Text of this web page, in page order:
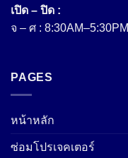
เปิด – ปิด :
จ – ศ : 8:30AM–5:30PM
PAGES
หน้าหลัก
ซ่อมโปรเจคเตอร์